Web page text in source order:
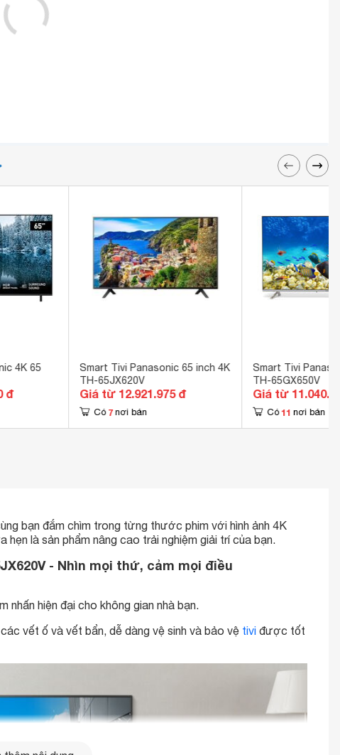
4K 65
đ
Smart Tivi Panasonic 65 inch 4K
TH-65JX620V
Giá từ 12.921.975 đ
Có 7 nơi bán
Smart Tivi
TH-65GX650V
Giá từ
Có 11 nơi bán
bạn đắm chìm trong từng thước phim với hình ảnh 4K
là sản phẩm nâng cao trải nghiệm giải trí của bạn.
- Nhìn mọi thứ, cảm mọi điều
nhấn hiện đại cho không gian nhà bạn.
vết ố và vết bẩn, dễ dàng vệ sinh và bảo vệ tivi được tốt